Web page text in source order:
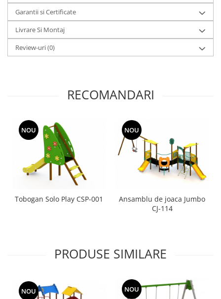
Garantii si Certificate
Livrare Si Montaj
Review-uri(0)
RECOMANDARI
NOU
Tobogan Solo Play CSP-001
NOU
Ansamblu de joaca Jumbo
CJ-114
PRODUSE SIMILARE
NOU NOU